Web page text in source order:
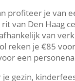
profiteer je
van Den Haag
van
reken je €85
een
gezin,